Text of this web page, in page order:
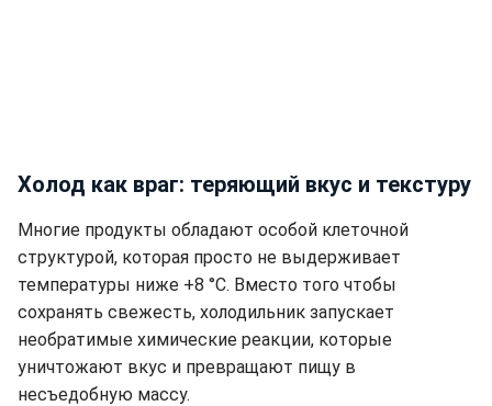
Холод как враг: теряющий вкус и текстуру
Многие продукты обладают особой клеточной
структурой, которая просто не выдерживает
температуры ниже +8 °C. Вместо того чтобы
сохранять свежесть, холодильник запускает
необратимые химические реакции, которые
уничтожают вкус и превращают пищу в
несъедобную массу.